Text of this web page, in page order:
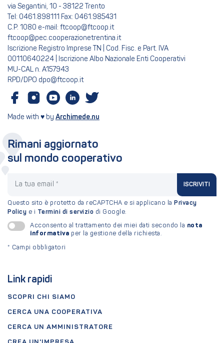
via Segantini, 10 - 38122 Trento
Tel: 0461.898111 Fax: 0461.985431
C.P. 1080 e-mail: ftcoop@ftcoop.it
ftcoop@pec.cooperazionetrentina.it
Iscrizione Registro Imprese TN | Cod. Fisc. e Part. IVA
00110640224 | Iscrizione Albo Nazionale Enti Cooperativi
MU-CAL n. A157943
RPD/DPO dpo@ftcoop.it
Made with ♥ by Archimede.nu
Link rapidi
SCOPRI CHI SIAMO
CERCA UNA COOPERATIVA
CERCA UN AMMINISTRATORE
Rimani aggiornato
sul mondo cooperativo
ISCRIVITI
Questo sito è protetto da reCAPTCHA e si applicano la Privacy
Policy e i Termini di servizio di Google.
Acconsento al trattamento dei miei dati secondo la nota
informativa per la gestione della richiesta.
* Campi obbligatori